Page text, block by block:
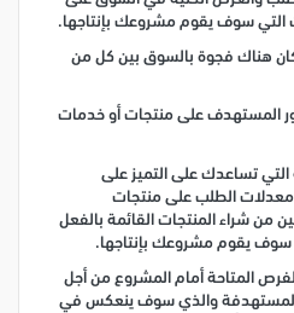
التي سوف يقوم مشروعك بإنتاجها.
كان هناك فجوة بالسوق بين كل من
المستهدف على منتجات أو خدمات
التي تساعدك على التميز على
الطلب على منتجات
شراء المنتجات القائمة بالفعل
سوف يقوم مشروعك بإنتاجها.
المتاحة أمام المشروع من أجل
المستهدفة والذي سوف ينعكس في